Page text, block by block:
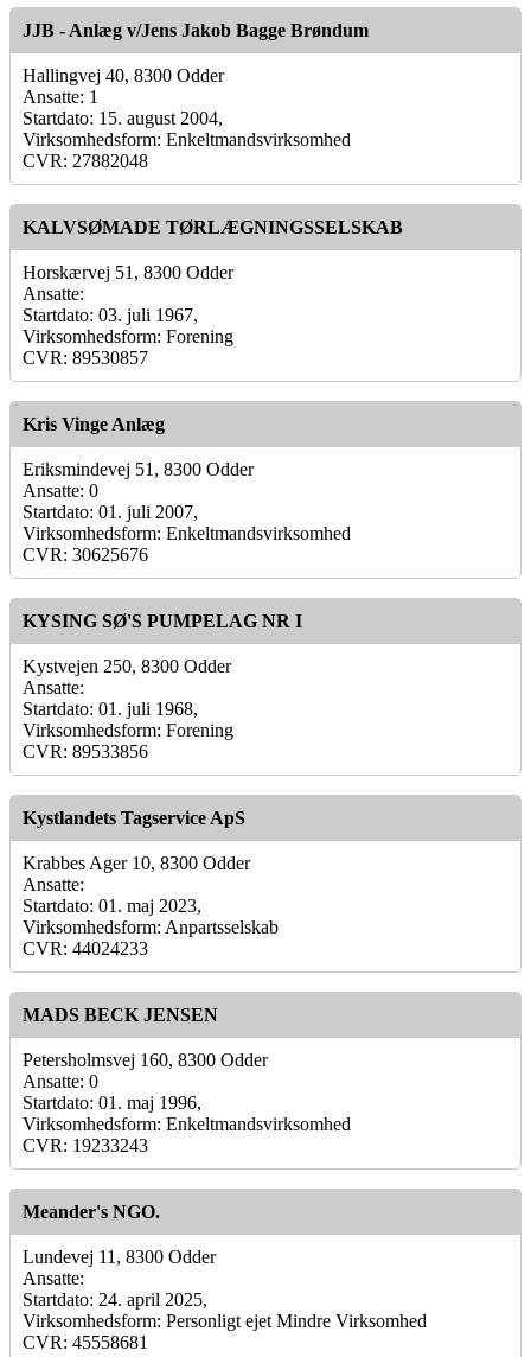
JJB - Anlæg v/Jens Jakob Bagge Brøndum
Hallingvej 40, 8300 Odder
Ansatte: 1
Startdato: 15. august 2004,
Virksomhedsform: Enkeltmandsvirksomhed
CVR: 27882048
KALVSØMADE TØRLÆGNINGSSELSKAB
Horskærvej 51, 8300 Odder
Ansatte:
Startdato: 03. juli 1967,
Virksomhedsform: Forening
CVR: 89530857
Kris Vinge Anlæg
Eriksmindevej 51, 8300 Odder
Ansatte: 0
Startdato: 01. juli 2007,
Virksomhedsform: Enkeltmandsvirksomhed
CVR: 30625676
KYSING SØ'S PUMPELAG NR I
Kystvejen 250, 8300 Odder
Ansatte:
Startdato: 01. juli 1968,
Virksomhedsform: Forening
CVR: 89533856
Kystlandets Tagservice ApS
Krabbes Ager 10, 8300 Odder
Ansatte:
Startdato: 01. maj 2023,
Virksomhedsform: Anpartsselskab
CVR: 44024233
MADS BECK JENSEN
Petersholmsvej 160, 8300 Odder
Ansatte: 0
Startdato: 01. maj 1996,
Virksomhedsform: Enkeltmandsvirksomhed
CVR: 19233243
Meander's NGO.
Lundevej 11, 8300 Odder
Ansatte:
Startdato: 24. april 2025,
Virksomhedsform: Personligt ejet Mindre Virksomhed
CVR: 45558681